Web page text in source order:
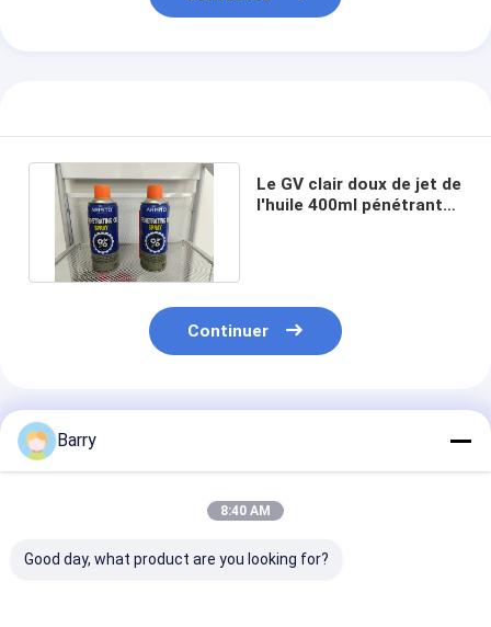
Le GV clair doux de jet de
l'huile 400ml pénétrante
Continuer
Produits Recommandés
Barry
8:40 AM
Good day, what product are you looking for?